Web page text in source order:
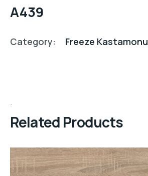
A439
Category: Freeze Kastamonu
Related Products